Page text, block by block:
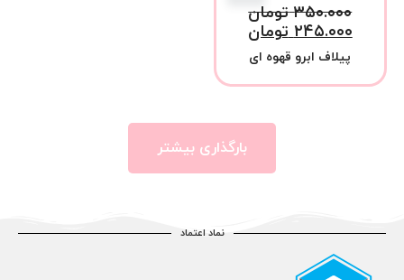
۳۵۰.۰۰۰ تومان
۲۴۵.۰۰۰ تومان
پیلاف ابرو قهوه ای
بارگذاری بیشتر
نماد اعتماد